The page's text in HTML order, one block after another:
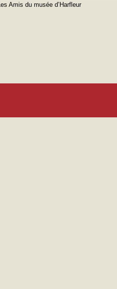
Les Amis du musée d’Harfleur